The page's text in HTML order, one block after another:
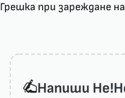
Грешка при зареждане
Напиши